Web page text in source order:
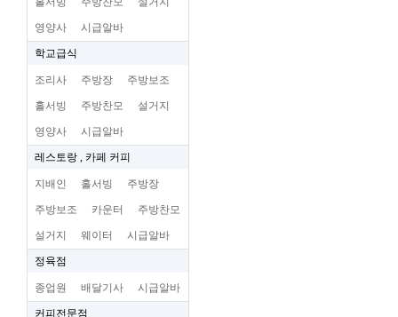
영양사 시급알바
학교급식
조리사 주방장 주방보조
홀서빙 주방찬모 설거지
영양사 시급알바
레스토랑 , 카페 커피
지배인 홀서빙 주방장
주방보조 카운터 주방찬모
설거지 웨이터 시급알바
정육점
종업원 배달기사 시급알바
커피전문점